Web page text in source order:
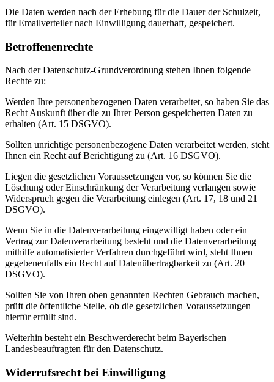
Die Daten werden nach der Erhebung für die Dauer der Schulzeit,
für Emailverteiler nach Einwilligung dauerhaft, gespeichert.
Betroffenenrechte
Nach der Datenschutz-Grundverordnung stehen Ihnen folgende
Rechte zu:
Werden Ihre personenbezogenen Daten verarbeitet, so haben Sie das
Recht Auskunft über die zu Ihrer Person gespeicherten Daten zu
erhalten (Art. 15 DSGVO).
Sollten unrichtige personenbezogene Daten verarbeitet werden, steht
Ihnen ein Recht auf Berichtigung zu (Art. 16 DSGVO).
Liegen die gesetzlichen Voraussetzungen vor, so können Sie die
Löschung oder Einschränkung der Verarbeitung verlangen sowie
Widerspruch gegen die Verarbeitung einlegen (Art. 17, 18 und 21
DSGVO).
Wenn Sie in die Datenverarbeitung eingewilligt haben oder ein
Vertrag zur Datenverarbeitung besteht und die Datenverarbeitung
mithilfe automatisierter Verfahren durchgeführt wird, steht Ihnen
gegebenenfalls ein Recht auf Datenübertragbarkeit zu (Art. 20
DSGVO).
Sollten Sie von Ihren oben genannten Rechten Gebrauch machen,
prüft die öffentliche Stelle, ob die gesetzlichen Voraussetzungen
hierfür erfüllt sind.
Weiterhin besteht ein Beschwerderecht beim Bayerischen
Landesbeauftragten für den Datenschutz.
Widerrufsrecht bei Einwilligung